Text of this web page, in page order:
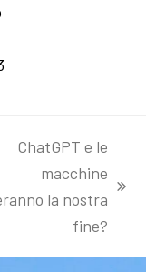
ChatGPT e le
macchine
la nostra
fine?